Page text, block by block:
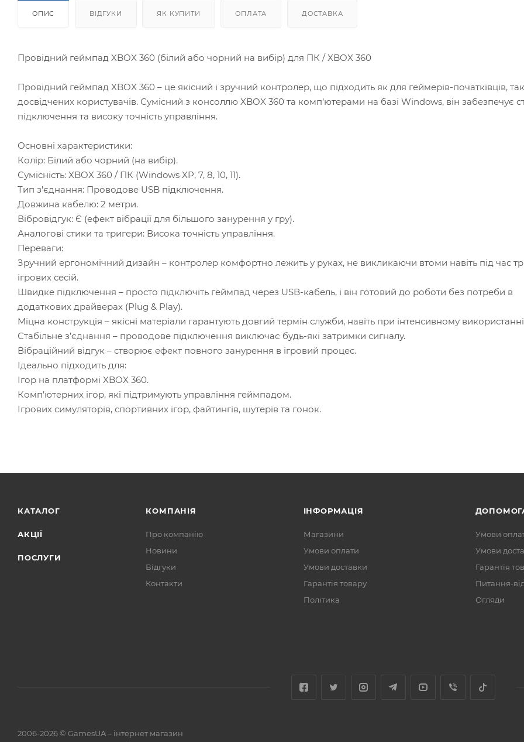
ОПИС ВІДГУКИ ЯК КУПИТИ ОПЛАТА ДОСТАВКА
Провідний геймпад XBOX 360 (білий або чорний на вибір) для ПК / XBOX 360
Провідний геймпад XBOX 360 – це якісний і зручний контролер, що підходить як для геймерів-початківців,
досвідчених користувачів. Сумісний з консоллю XBOX 360 та комп’ютерами на базі Windows, він забезпечує
підключення та високу точність управління.
Основні характеристики:
Колір: Білий або чорний (на вибір).
Сумісність: XBOX 360 / ПК (Windows XP, 7, 8, 10, 11).
Тип з'єднання: Проводове USB підключення.
Довжина кабелю: 2 метри.
Вібровідгук: Є (ефект вібрації для більшого занурення у гру).
Аналогові стики та тригери: Висока точність управління.
Переваги:
Зручний ергономічний дизайн – контролер комфортно лежить у руках, не викликаючи втоми навіть під час
ігрових сесій.
Швидке підключення – просто підключіть геймпад через USB-кабель, і він готовий до роботи без потреби в
додаткових драйверах (Plug & Play).
Міцна конструкція – якісні матеріали гарантують довгий термін служби, навіть при інтенсивному
Стабільне з’єднання – проводове підключення виключає будь-які затримки сигналу.
Вібраційний відгук – створює ефект повного занурення в ігровий процес.
Ідеально підходить для:
Ігор на платформі XBOX 360.
Комп’ютерних ігор, які підтримують управління геймпадом.
Ігрових симуляторів, спортивних ігор, файтингів, шутерів та гонок.
КАТАЛОГ
АКЦІЇ
ПОСЛУГИ
КОМПАНІЯ
Про компанію
Новини
Відгуки
Контакти
ІНФОРМАЦІЯ
Магазини
Умови оплати
Умови доставки
Гарантія товару
Політика
Умови
Умови
Гарантія
Питання-
Огляди
2006-2026 © GamesUA – інтернет магазин